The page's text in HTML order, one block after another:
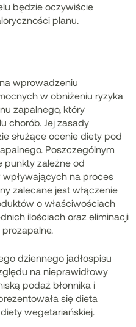
będzie oczywiście
planu.
wprowadzeniu
w obniżeniu ryzyka
zapalnego, który
chorób. Jej zasady
służące ocenie diety pod
Poszczególnym
punkty zależne od
na proces
zalecane jest włączenie
o właściwościach
ilościach oraz eliminacji
dziennego jadłospisu
na nieprawidłowy
podaż błonnika i
się dieta
wegetariańskiej.